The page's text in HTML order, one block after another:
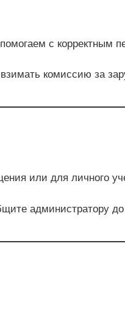
с корректным
комиссию за
или для личного
администратору